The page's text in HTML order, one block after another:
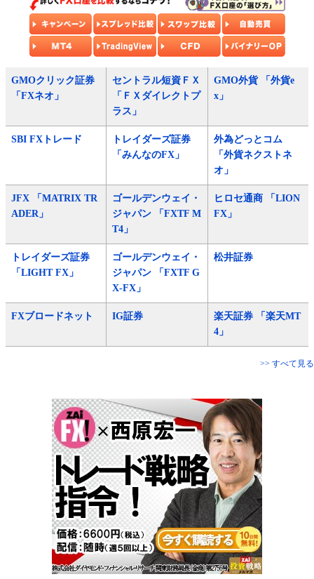
GMOクリック証券
「FXネオ」
セントラル短資ＦＸ
「ＦＸダイレクトプ
ラス」
GMO外貨 「外貨e
x」
SBI FXトレード
トレイダーズ証券
「みんなのFX」
外為どっとコム
「外貨ネクストネ
オ」
JFX 「MATRIX TR
ADER」
ゴールデンウェイ・
ジャパン 「FXTF M
T4」
ヒロセ通商 「LION
FX」
トレイダーズ証券
「LIGHT FX」
ゴールデンウェイ・
ジャパン 「FXTF G
X-FX」
松井証券
FXブロードネット IG証券
楽天証券 「楽天MT
4」
>> すべて見る